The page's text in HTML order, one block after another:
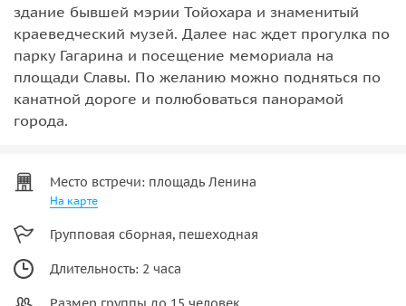
здание бывшей мэрии Тойохара и знаменитый
краеведческий музей. Далее нас ждет прогулка по
парку Гагарина и посещение мемориала на
площади Славы. По желанию можно подняться по
канатной дороге и полюбоваться панорамой
города.
Место встречи: площадь Ленина
На карте
Групповая сборная, пешеходная
Длительность: 2 часа